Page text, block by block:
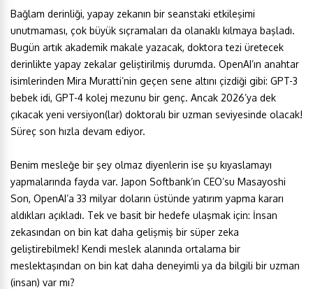
Bağlam derinliği, yapay zekanın bir seanstaki etkileşimi
unutmaması, çok büyük sıçramaları da olanaklı kılmaya başladı.
Bugün artık akademik makale yazacak, doktora tezi üretecek
derinlikte yapay zekalar geliştirilmiş durumda. OpenAI’ın anahtar
isimlerinden Mira Muratti’nin geçen sene altını çizdiği gibi: GPT-3
bebek idi, GPT-4 kolej mezunu bir genç. Ancak 2026’ya dek
çıkacak yeni versiyon(lar) doktoralı bir uzman seviyesinde olacak!
Süreç son hızla devam ediyor.
Benim mesleğe bir şey olmaz diyenlerin ise şu kıyaslamayı
yapmalarında fayda var. Japon Softbank’ın CEO’su Masayoshi
Son, OpenAI’a 33 milyar doların üstünde yatırım yapma kararı
aldıkları açıkladı. Tek ve basit bir hedefe ulaşmak için: İnsan
zekasından on bin kat daha gelişmiş bir süper zeka
geliştirebilmek! Kendi meslek alanında ortalama bir
meslektaşından on bin kat daha deneyimli ya da bilgili bir uzman
(insan) var mı?